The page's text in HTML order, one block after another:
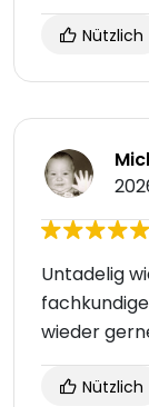
Nützlich
Untadelig
wieder
Nützlich